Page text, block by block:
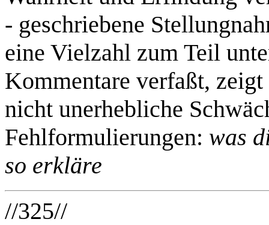
- geschriebene
eine Vielzahl zum Teil
Kommentare verfaßt,
nicht unerhebliche
Fehlformulierungen: was
so erkläre
//325//